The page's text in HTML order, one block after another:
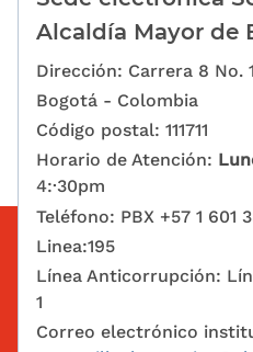
Alcaldía Mayor de
Dirección: Carrera 8 No.
Bogotá - Colombia
Código postal: 111711
Horario de Atención:
4:·30pm
Teléfono: PBX +57 1 601
Linea:195
Línea Anticorrupción:
1
Correo electrónico